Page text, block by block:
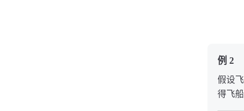
例 2
假设
得飞